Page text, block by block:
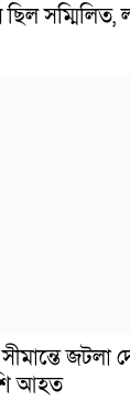
সম্মিলিত,
জটলা
আহত